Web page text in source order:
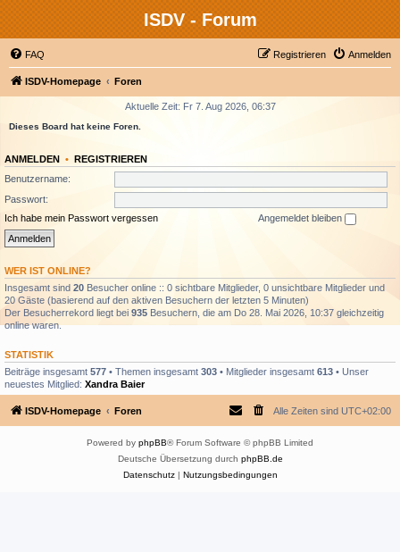
ISDV - Forum
FAQ Anmelden
Registrieren
ISDV-Homepage Foren
Aktuelle Zeit: Fr 7. Aug 2026, 06:37
Dieses Board hat keine Foren.
ANMELDEN • REGISTRIEREN
Benutzername:
Passwort:
Ich habe mein Passwort vergessen
Angemeldet bleiben
WER IST ONLINE?
Insgesamt sind 20 Besucher online :: 0 sichtbare Mitglieder, 0 unsichtbare Mitglieder und
20 Gäste (basierend auf den aktiven Besuchern der letzten 5 Minuten)
Der Besucherrekord liegt bei 935 Besuchern, die am Do 28. Mai 2026, 10:37 gleichzeitig
online waren.
STATISTIK
Beiträge insgesamt 577 • Themen insgesamt 303 • Mitglieder insgesamt 613 • Unser
neuestes Mitglied: Xandra Baier
ISDV-Homepage Foren Alle Zeiten sind UTC+02:00
Powered by phpBB® Forum Software © phpBB Limited
Deutsche Übersetzung durch phpBB.de
Datenschutz| Nutzungsbedingungen